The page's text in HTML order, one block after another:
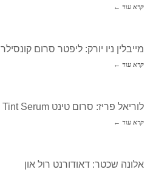
קרא עוד ←
מייבלין ניו יורק: ליפטר סרום קונסילר
קרא עוד ←
לוריאל פריז: סרום טינט Hyaluronic Tint Serum
קרא עוד ←
אלונה שכטר: דאודורנט רול און